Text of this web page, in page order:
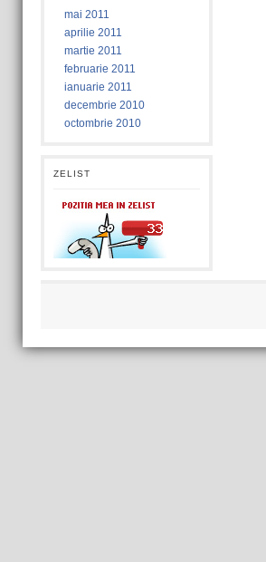
mai 2011
aprilie 2011
martie 2011
februarie 2011
ianuarie 2011
decembrie 2010
octombrie 2010
ZELIST